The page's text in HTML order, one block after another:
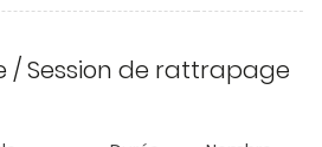
/ Session de rattrapage